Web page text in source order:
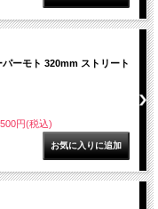
ーモト 320mm ストリート
円(税込)